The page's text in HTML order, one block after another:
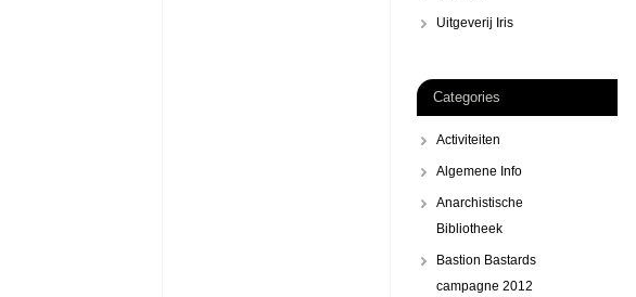
Uitgeverij Iris
Categories
Activiteiten
Algemene Info
Anarchistische
Bibliotheek
Bastion Bastards
campagne 2012